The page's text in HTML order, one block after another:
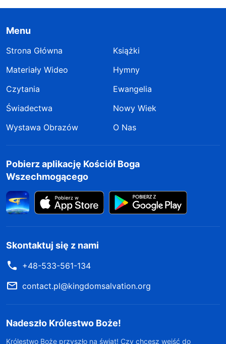
Menu
Strona Główna
Książki
Materiały Wideo
Hymny
Czytania
Ewangelia
Świadectwa
Nowy Wiek
Wystawa Obrazów
O Nas
Pobierz aplikację Kościół Boga
Wszechmogącego
Skontaktuj się z nami
+48-533-561-134
contact.pl@kingdomsalvation.org
Nadeszło Królestwo Boże!
Królestwo Boże przyszło na świat! Czy chcesz wejść do